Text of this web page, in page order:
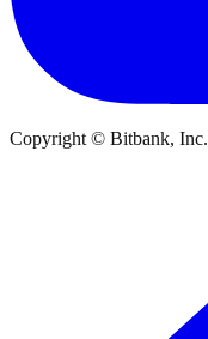
Copyright © Bitbank, Inc.